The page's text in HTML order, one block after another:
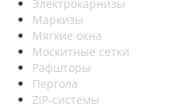
Электрокарнизы
Маркизы
Мягкие окна
Москитные сетки
Рафшторы
Пергола
ZIP-системы